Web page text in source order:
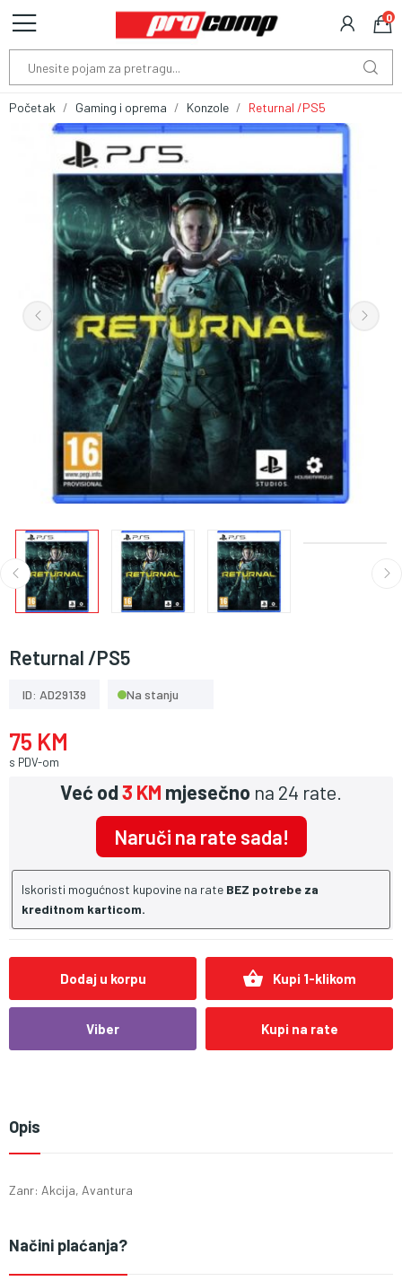
0
Početak Gaming i oprema Konzole Returnal /PS5
Returnal /PS5
ID: AD29139 Na stanju
75 KM
s PDV-om
Već od3 KM mjesečno na 24 rate.
Naruči na rate sada!
Iskoristi mogućnost kupovine na rate BEZ potrebe za
kreditnom karticom.
Dodaj u korpu shopping_basket Kupi 1-klikom
Viber Kupi na rate
Opis
Zanr: Akcija, Avantura
Načini plaćanja?